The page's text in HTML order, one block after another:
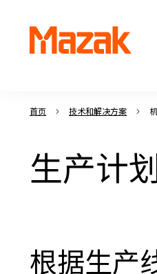
首页 技术和解决方案
生产计
根据生产